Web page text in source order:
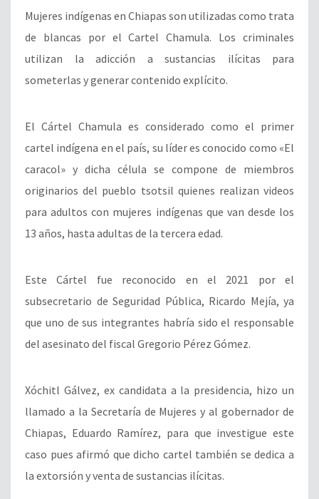
Mujeres indígenas en Chiapas son utilizadas como trata
de blancas por el Cartel Chamula. Los criminales
utilizan la adicción a sustancias ilícitas para
someterlas y generar contenido explícito.
El Cártel Chamula es considerado como el primer
cartel indígena en el país, su líder es conocido como «El
caracol» y dicha célula se compone de miembros
originarios del pueblo tsotsil quienes realizan videos
para adultos con mujeres indígenas que van desde los
13 años, hasta adultas de la tercera edad.
Este Cártel fue reconocido en el 2021 por el
subsecretario de Seguridad Pública, Ricardo Mejía, ya
que uno de sus integrantes habría sido el responsable
del asesinato del fiscal Gregorio Pérez Gómez.
Xóchitl Gálvez, ex candidata a la presidencia, hizo un
llamado a la Secretaría de Mujeres y al gobernador de
Chiapas, Eduardo Ramírez, para que investigue este
caso pues afirmó que dicho cartel también se dedica a
la extorsión y venta de sustancias ilícitas.